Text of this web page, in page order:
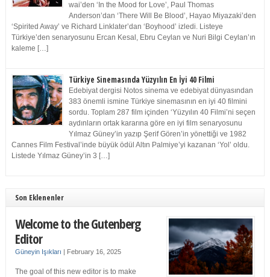
wai’den ‘In the Mood for Love’, Paul Thomas
Anderson’dan ‘There Will Be Blood’, Hayao Miyazaki’den
‘Spirited Away’ ve Richard Linklater’dan ‘Boyhood’ izledi. Listeye
Türkiye’den senaryosunu Ercan Kesal, Ebru Ceylan ve Nuri Bilgi Ceylan’ın
kaleme […]
Türkiye Sinemasında Yüzyılın En İyi 40 Filmi
Edebiyat dergisi Notos sinema ve edebiyat dünyasından
383 önemli ismine Türkiye sinemasının en iyi 40 filmini
sordu. Toplam 287 film içinden ‘Yüzyılın 40 Filmi’ni seçen
aydınların ortak kararına göre en iyi film senaryosunu
Yılmaz Güney’in yazıp Şerif Gören’in yönettiği ve 1982
Cannes Film Festival’inde büyük ödül Altın Palmiye’yi kazanan ‘Yol’ oldu.
Listede Yılmaz Güney’in 3 […]
Son Eklenenler
Welcome to the Gutenberg
Editor
Güneyin Işıkları | February 16, 2025
The goal of this new editor is to make